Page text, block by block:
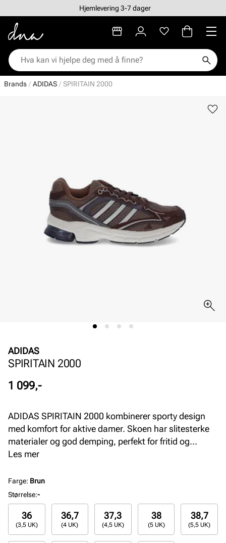
Hjemlevering 3-7 dager
Brands ADIDAS SPIRITAIN 2000
ADIDAS
SPIRITAIN 2000
Pris
1 099,-
ADIDAS SPIRITAIN 2000 kombinerer sporty design
med komfort for aktive damer. Skoen har slitesterke
materialer og god demping, perfekt for fritid og
hverdagsbruk. Med moderne detaljer og solid
funksjonalitet gjennom hele dagen.
Les mer
Farge: Brun
Størrelse:-
36
(3,5 UK)
36,7
(4 UK)
37,3
(4,5 UK)
38
(5 UK)
38,7
(5,5 UK)